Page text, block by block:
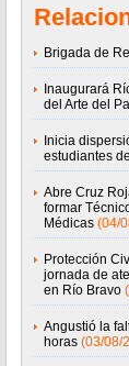
Brigada de
Inaugurará
del Arte del
Inicia
estudiantes
Abre Cruz
formar
Médicas (04/
Protección
jornada de
en Río Bravo
Angustió la
horas (03/08/